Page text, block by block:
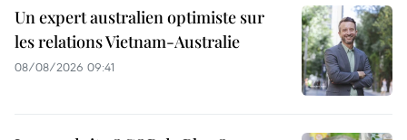
Un expert australien optimiste sur
les relations Vietnam-Australie
08/08/2026 09:41